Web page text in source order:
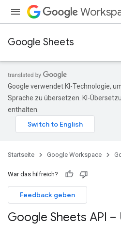
Google Sheets
Google verwendet KI-Technologie,
Sprache zu übersetzen. KI-
enthalten.
Startseite Google Workspace
War das hilfreich?
Feedback geben
Google Sheets API